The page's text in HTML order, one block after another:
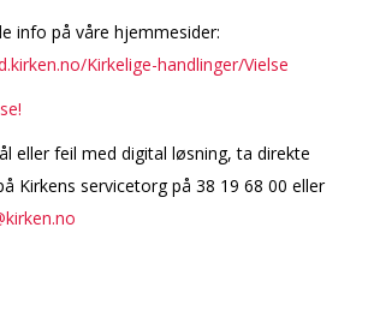
info på våre hjemmesider:
Kirkelige-handlinger/Vielse
eller feil med digital løsning, ta direkte
Kirkens servicetorg på 38 19 68 00 eller